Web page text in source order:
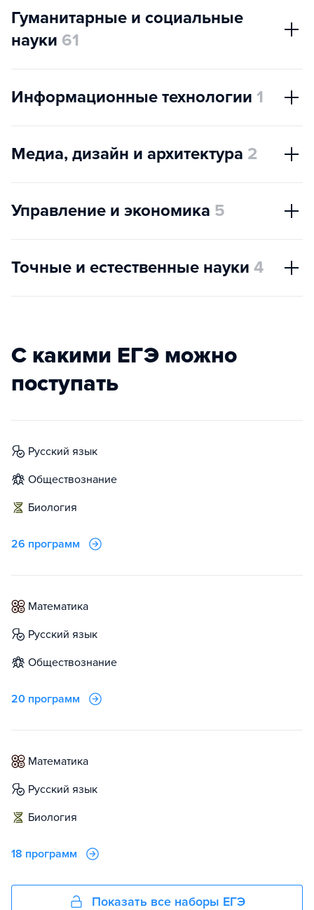
Гуманитарные и социальные
науки 61
Информационные технологии 1
Медиа, дизайн и архитектура 2
Управление и экономика 5
Точные и естественные науки 4
С какими ЕГЭ можно
поступать
русский язык
обществознание
биология
26 программ
математика
русский язык
обществознание
20 программ
математика
русский язык
биология
18 программ
Показать все наборы ЕГЭ